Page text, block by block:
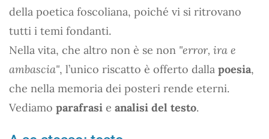
della poetica foscoliana, poiché vi si ritrovano
tutti i temi fondanti.
Nella vita, che altro non è se non "error, ira e
ambascia", l’unico riscatto è offerto dalla poesia,
che nella memoria dei posteri rende eterni.
Vediamo parafrasi e analisi del testo.